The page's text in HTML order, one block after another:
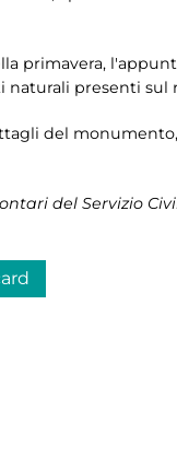
primavera,
presenti sul
del
del Servizio